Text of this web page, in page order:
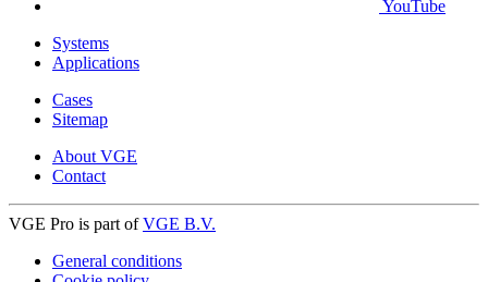
YouTube
Systems
Applications
Cases
Sitemap
About VGE
Contact
VGE Pro is part ofVGE B.V.
General conditions